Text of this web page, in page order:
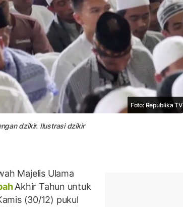
Foto: Republika TV
dzikir. Ilustrasi dzikir
Majelis Ulama
Akhir Tahun untuk
(30/12) pukul